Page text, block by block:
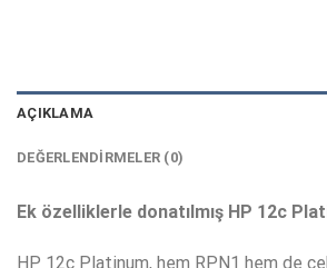
AÇIKLAMA
DEĞERLENDIRMELER (0)
Ek özelliklerle donatılmış HP 12c
HP 12c Platinum, hem RPN1 hem de